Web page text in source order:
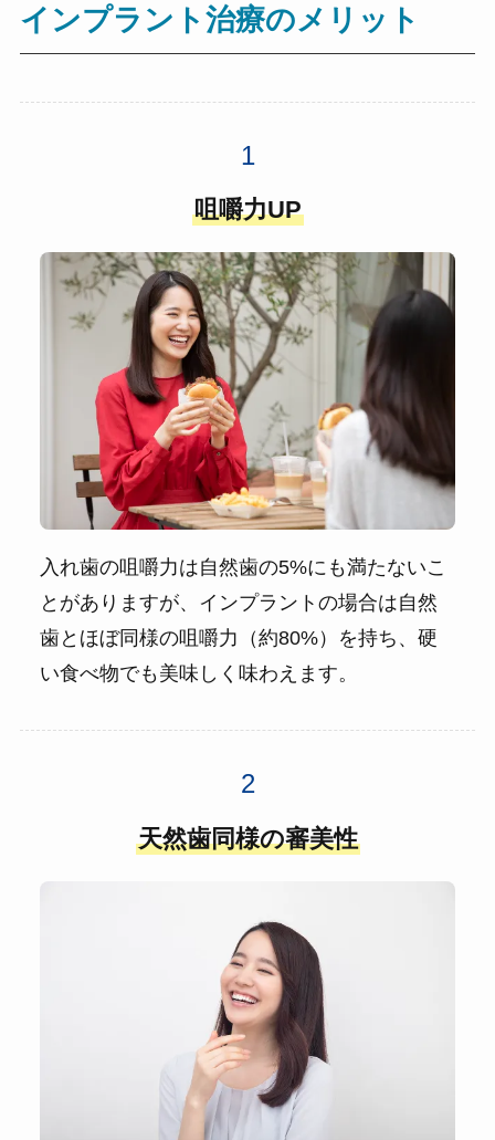
インプラント治療のメリット
咀嚼力UP
入れ歯の咀嚼力は自然歯の5%にも満たないこ
とがありますが、インプラントの場合は自然
歯とほぼ同様の咀嚼力（約80%）を持ち、硬
い食べ物でも美味しく味わえます。
天然歯同様の審美性